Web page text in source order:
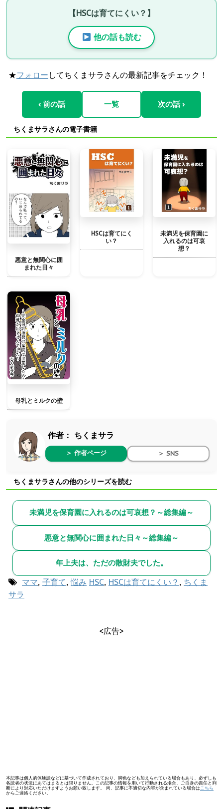
【HSCは育てにくい？】
他の話も読む
★フォロー してちくまサラさんの最新記事をチェック！
‹ 前の話 一覧 次の話 ›
ちくまサラさんの電子書籍
悪意と無関心に囲
まれた日々
HSCは育てにく
い？
未満児を保育園に
入れるのは可哀
想？
母乳とミルクの壁
作者： ちくまサラ
＞ 作者ページ ＞ SNS
ちくまサラさんの他のシリーズを読む
未満児を保育園に入れるのは可哀想？～総集編～
悪意と無関心に囲まれた日々～総集編～
年上夫は、ただの散財夫でした。
ママ, 子育て,悩み HSC, HSCは育てにくい？ , ちくま
サラ
<広告>
本記事は個人的体験談などに基づいて作成されており、脚色なども加えられている場合もあり、必ずしも
各読者の状況にあてはまるとは限りません。この記事の情報を用いて行動される場合、ご自身の責任と判
断により対応いただけますようお願い致します。 尚、記事に不適切な内容が含まれている場合は こちら
からご連絡ください。